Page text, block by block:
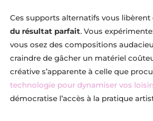
Ces supports alternatifs vous libèrent
du résultat parfait. Vous
vous osez des compositions
craindre de gâcher un matériel
créative s’apparente à celle que
technologie pour dynamiser vos
démocratise l’accès à la pratique